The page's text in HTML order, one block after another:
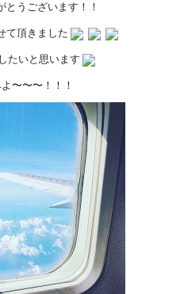
とうございます！！
て頂きました
たいと思います
〜〜〜！！！